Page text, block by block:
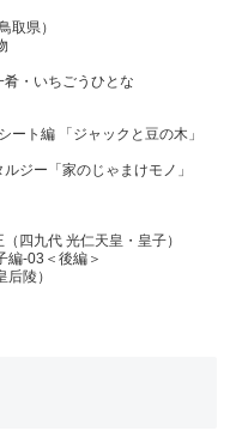
笊（鳥取県）
・いちごうひとな
ート編 「ジャックと豆の木」
ジー「家のじゃまけモノ」
四九代 光仁天皇・皇子）
編-03＜後編＞
陵）